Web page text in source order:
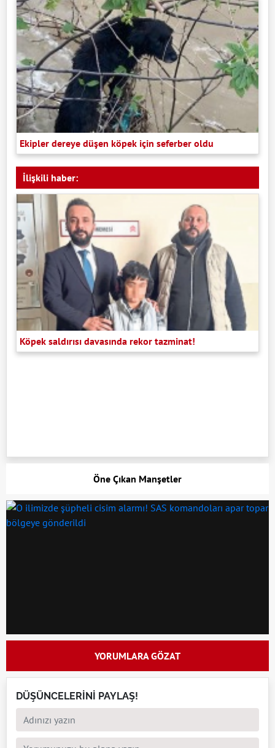
Ekipler dereye düşen köpek için seferber oldu
İlişkili haber:
Köpek saldırısı davasında rekor tazminat!
Öne Çıkan Manşetler
YORUMLARA GÖZAT
DÜŞÜNCELERİNİ PAYLAŞ!